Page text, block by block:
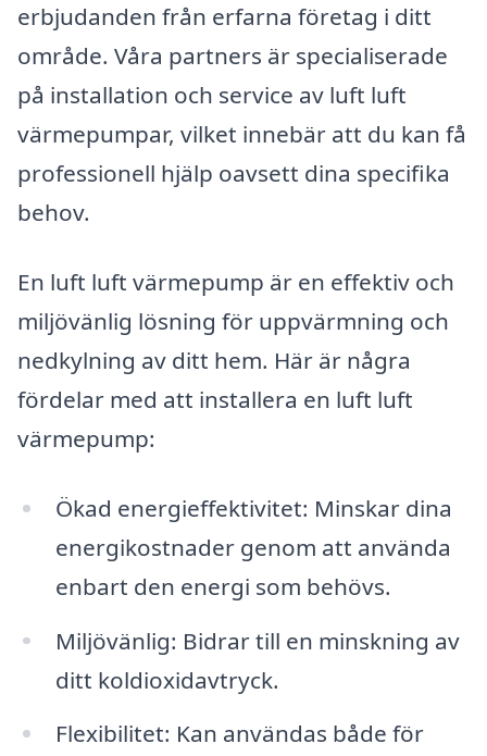
erbjudanden från erfarna företag i ditt
område. Våra partners är specialiserade
på installation och service av luft luft
värmepumpar, vilket innebär att du kan få
professionell hjälp oavsett dina specifika
behov.
En luft luft värmepump är en effektiv och
miljövänlig lösning för uppvärmning och
nedkylning av ditt hem. Här är några
fördelar med att installera en luft luft
värmepump:
Ökad energieffektivitet: Minskar dina
energikostnader genom att använda
enbart den energi som behövs.
Miljövänlig: Bidrar till en minskning av
ditt koldioxidavtryck.
Flexibilitet: Kan användas både för